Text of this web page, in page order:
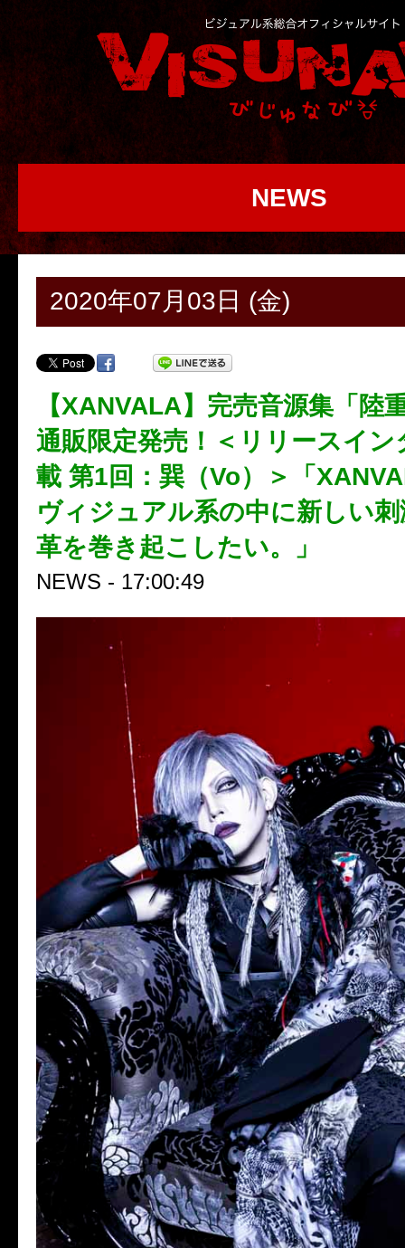
NEWS
2020年07月03日 (金)
【XANVALA】完売音源集「陸
通販限定発売！＜リリースイン
載 第1回：巽（Vo）＞「
ヴィジュアル系の中に新しい
革を巻き起こしたい。」
NEWS - 17:00:49